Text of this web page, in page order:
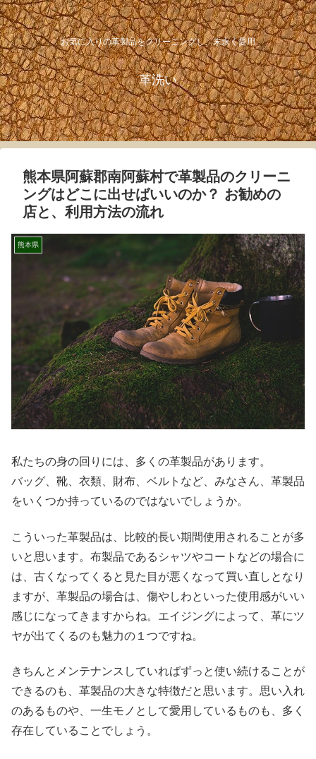
お気に入りの革製品をクリーニングし、末永く愛用
革洗い
熊本県阿蘇郡南阿蘇村で革製品のクリーニ
ングはどこに出せばいいのか？ お勧めの
店と、利用方法の流れ
熊本県
私たちの身の回りには、多くの革製品があります。
バッグ、靴、衣類、財布、ベルトなど、みなさん、革製品
をいくつか持っているのではないでしょうか。
こういった革製品は、比較的長い期間使用されることが多
いと思います。布製品であるシャツやコートなどの場合に
は、古くなってくると見た目が悪くなって買い直しとなり
ますが、革製品の場合は、傷やしわといった使用感がいい
感じになってきますからね。エイジングによって、革にツ
ヤが出てくるのも魅力の１つですね。
きちんとメンテナンスしていればずっと使い続けることが
できるのも、革製品の大きな特徴だと思います。思い入れ
のあるものや、一生モノとして愛用しているものも、多く
存在していることでしょう。